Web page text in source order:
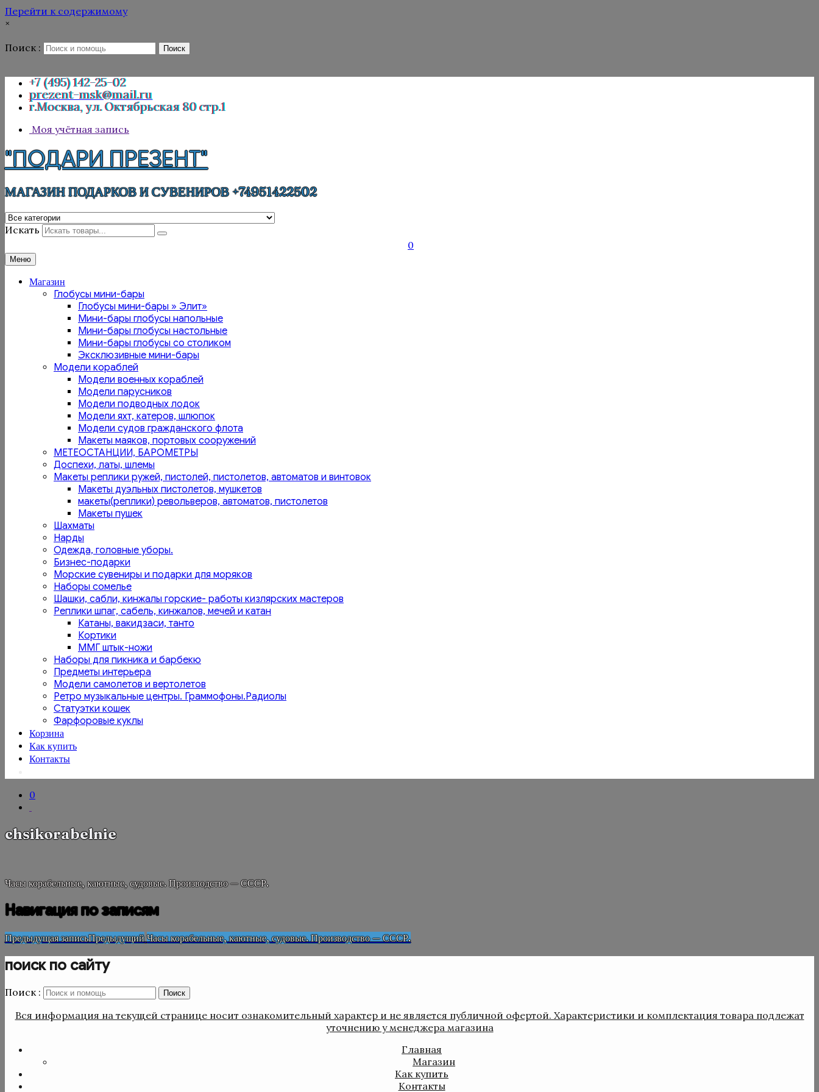
Перейти к содержимому
×
Поиск :
Поиск
+7 (495) 142-25-02
prezent-msk@mail.ru
г.Москва, ул. Октябрьская 80 стр.1
Моя учётная запись
"ПОДАРИ ПРЕЗЕНТ"
МАГАЗИН ПОДАРКОВ И СУВЕНИРОВ +74951422502
Искать
0
Меню
Магазин
Глобусы мини-бары
Глобусы мини-бары » Элит»
Мини-бары глобусы напольные
Мини-бары глобусы настольные
Мини-бары глобусы со столиком
Эксклюзивные мини-бары
Модели кораблей
Модели военных кораблей
Модели парусников
Модели подводных лодок
Модели яхт, катеров, шлюпок
Модели судов гражданского флота
Макеты маяков, портовых сооружений
МЕТЕОСТАНЦИИ, БАРОМЕТРЫ
Доспехи, латы, шлемы
Макеты реплики ружей, пистолей, пистолетов, автоматов и винтовок
Макеты дуэльных пистолетов, мушкетов
макеты(реплики) револьверов, автоматов, пистолетов
Макеты пушек
Шахматы
Нарды
Одежда, головные уборы.
Бизнес-подарки
Морские сувениры и подарки для моряков
Наборы сомелье
Шашки, сабли, кинжалы горские- работы кизлярских мастеров
Реплики шпаг, сабель, кинжалов, мечей и катан
Катаны, вакидзаси, танто
Кортики
ММГ штык-ножи
Наборы для пикника и барбекю
Предметы интерьера
Модели самолетов и вертолетов
Ретро музыкальные центры. Граммофоны.Радиолы
Статуэтки кошек
Фарфоровые куклы
Корзина
Как купить
Контакты
0
chsikorabelnie
Часы корабельные, каютные, судовые. Производство — СССР.
Навигация по записям
Предыдущая записьПредыдущий Часы корабельные, каютные, судовые. Производство — СССР.
поиск по сайту
Поиск : Поиск
Вся информация на текущей странице носит ознакомительный характер и не является публичной офертой. Характеристики и комплектация товара подлежат
уточнению у менеджера магазина
Главная
Магазин
Как купить
Контакты